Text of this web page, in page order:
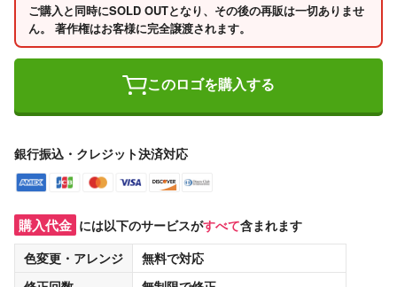
ご購入と同時にSOLD OUTとなり、その後の再販は一切ありませ
ん。 著作権はお客様に完全譲渡されます。
このロゴを購入する
銀行振込・クレジット決済対応
購入代金 には以下のサービスがすべて含まれます
色変更・アレンジ
無料で対応